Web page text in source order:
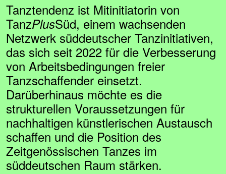
Tanztendenz ist Mitinitiatorin von
TanzPlusSüd, einem wachsenden
Netzwerk süddeutscher Tanzinitiativen,
das sich seit 2022 für die Verbesserung
von Arbeitsbedingungen freier
Tanzschaffender einsetzt.
Darüberhinaus möchte es die
strukturellen Voraussetzungen für
nachhaltigen künstlerischen Austausch
schaffen und die Position des
Zeitgenössischen Tanzes im
süddeutschen Raum stärken.